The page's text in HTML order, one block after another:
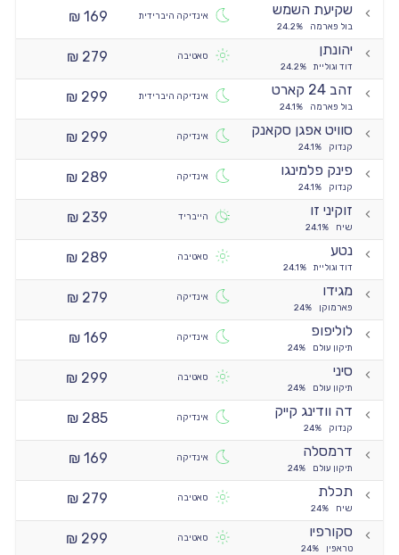
שקיעת השמש
בול פארמה 24.2%
אינדיקה היברידית
169 ₪
יהונתן
דוד וגוליית 24.2%
סאטיבה
279 ₪
זהב 24 קארט
בול פארמה 24.1%
אינדיקה היברידית
299 ₪
סוויט אפגן סקאנק
קנדוק 24.1%
אינדיקה
299 ₪
פינק פלמינגו
קנדוק 24.1%
אינדיקה
289 ₪
זוקיני זו
שיח 24.1%
הייבריד
239 ₪
נטע
דוד וגוליית 24.1%
סאטיבה
289 ₪
מגידו
פארמוקן 24%
אינדיקה
279 ₪
לוליפופ
תיקון עולם 24%
אינדיקה
169 ₪
סיני
תיקון עולם 24%
סאטיבה
299 ₪
דה וודינג קייק
קנדוק 24%
אינדיקה
285 ₪
דרמסלה
תיקון עולם 24%
אינדיקה
169 ₪
תכלת
שיח 24%
סאטיבה
279 ₪
סקורפיו
טראפין 24%
סאטיבה
299 ₪